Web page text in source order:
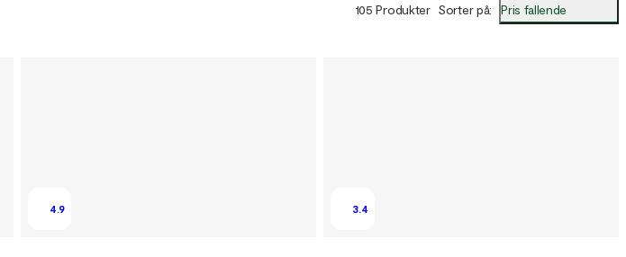
105 Produkter Sorter på: Pris fallende
4.9 3.4